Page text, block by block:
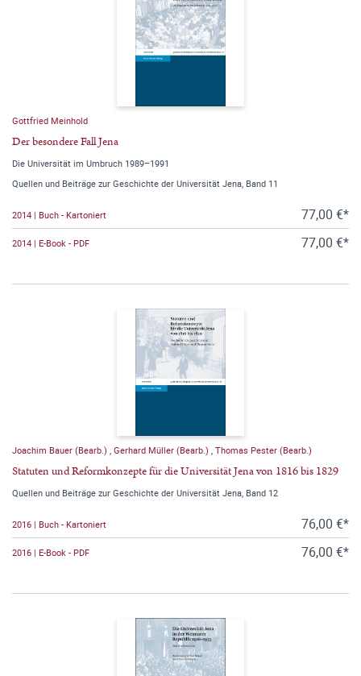
Gottfried Meinhold
Der besondere Fall Jena
Die Universität im Umbruch 1989–1991
Quellen und Beiträge zur Geschichte der Universität Jena, Band 11
2014 | Buch - Kartoniert 77,00 €*
2014 | E-Book - PDF 77,00 €*
Joachim Bauer (Bearb.) , Gerhard Müller (Bearb.) , Thomas Pester (Bearb.)
Statuten und Reformkonzepte für die Universität Jena von 1816 bis 1829
Quellen und Beiträge zur Geschichte der Universität Jena, Band 12
2016 | Buch - Kartoniert 76,00 €*
2016 | E-Book - PDF 76,00 €*